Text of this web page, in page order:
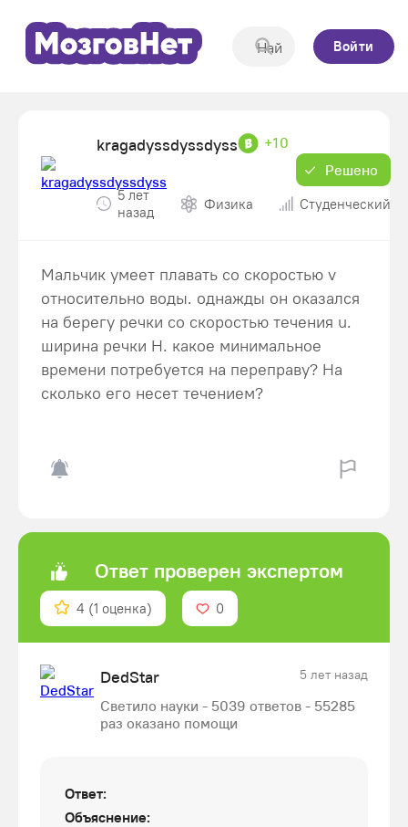
Войти
kragadyssdyssdyss
+10
Решено
5 лет
назад
Физика Студенческий
Мальчик умеет плавать со скоростью v
относительно воды. однажды он оказался
на берегу речки со скоростью течения u.
ширина речки H. какое минимальное
времени потребуется на переправу? На
сколько его несет течением?
Ответ проверен экспертом
4 (1 оценка) 0
DedStar 5 лет назад
Светило науки - 5039 ответов - 55285
раз оказано помощи
Ответ:
Объяснение: